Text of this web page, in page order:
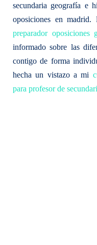
secundaria geografía e
oposiciones en
preparador oposiciones
informado sobre las
contigo de forma
hecha un vistazo a mi
para profesor de